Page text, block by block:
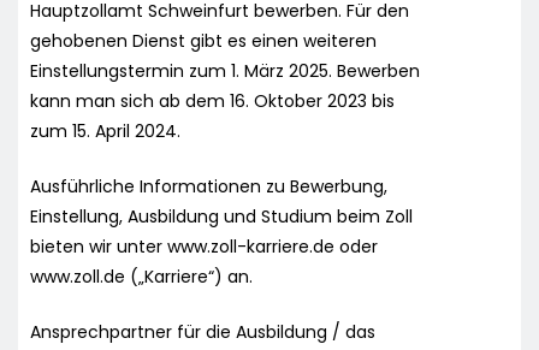
Hauptzollamt Schweinfurt bewerben. Für den
gehobenen Dienst gibt es einen weiteren
Einstellungstermin zum 1. März 2025. Bewerben
kann man sich ab dem 16. Oktober 2023 bis
zum 15. April 2024.
Ausführliche Informationen zu Bewerbung,
Einstellung, Ausbildung und Studium beim Zoll
bieten wir unter www.zoll-karriere.de oder
www.zoll.de („Karriere“) an.
Ansprechpartner für die Ausbildung / das